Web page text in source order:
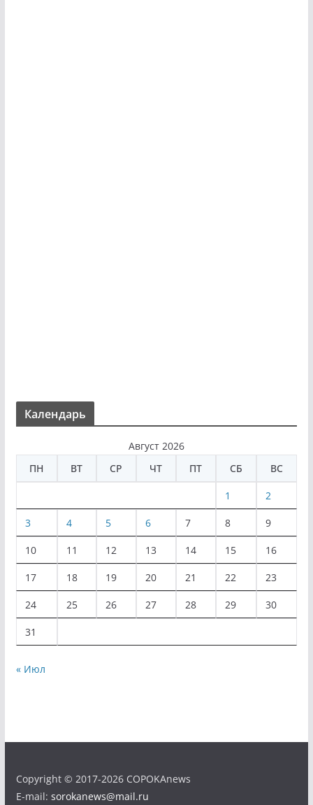
Календарь
Август 2026
ПН
ВТ СР ЧТ ПТ СБ ВС
1 2
3 4 5 6 7 8 9
10 11 12 13 14 15 16
17 18 19 20 21 22 23
24 25 26 27 28 29 30
31
« Июл
Copyright © 2017-2026 COPOKAnews
E-mail: sorokanews@mail.ru